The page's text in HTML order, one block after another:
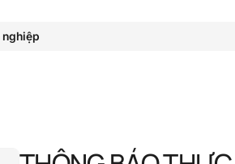
nghiệp